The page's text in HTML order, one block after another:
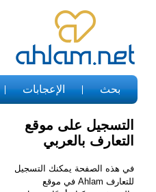
بحث الإعجابات
التسجيل على موقع
التعارف بالعربي
في هذه الصفحة يمكنك التسجيل
في موقع Ahlam للتعارف